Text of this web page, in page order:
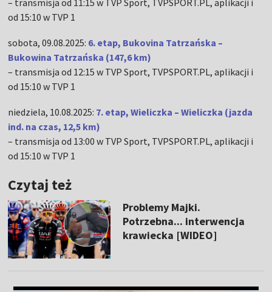
– transmisja od 11:15 w TVP Sport, TVPSPORT.PL, aplikacji i
od 15:10 w TVP 1
sobota, 09.08.2025: 6. etap, Bukovina Tatrzańska –
Bukowina Tatrzańska (147,6 km)
– transmisja od 12:15 w TVP Sport, TVPSPORT.PL, aplikacji i
od 15:10 w TVP 1
niedziela, 10.08.2025: 7. etap, Wieliczka – Wieliczka (jazda
ind. na czas, 12,5 km)
– transmisja od 13:00 w TVP Sport, TVPSPORT.PL, aplikacji i
od 15:10 w TVP 1
Czytaj też
Problemy Majki.
Potrzebna... interwencja
krawiecka [WIDEO]